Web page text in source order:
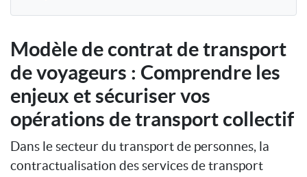
Modèle de contrat de transport
de voyageurs : Comprendre les
enjeux et sécuriser vos
opérations de transport collectif
Dans le secteur du transport de personnes, la
contractualisation des services de transport